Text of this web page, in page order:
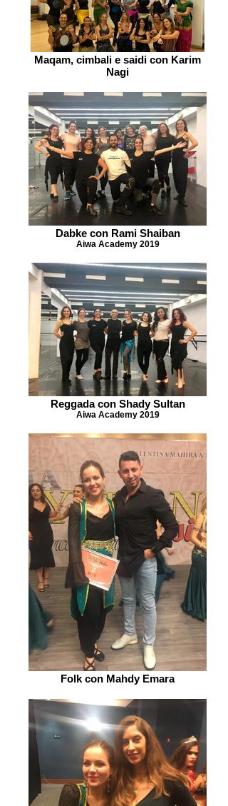
Maqam, cimbali e saidi con Karim
Nagi
Dabke con Rami Shaiban
Aiwa Academy 2019
Reggada con Shady Sultan
Aiwa Academy 2019
Folk con Mahdy Emara